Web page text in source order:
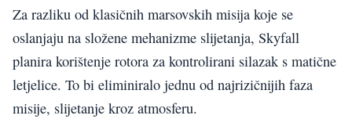
Za razliku od klasičnih marsovskih misija koje se
oslanjaju na složene mehanizme slijetanja, Skyfall
planira korištenje rotora za kontrolirani silazak s matične
letjelice. To bi eliminiralo jednu od najrizičnijih faza
misije, slijetanje kroz atmosferu.